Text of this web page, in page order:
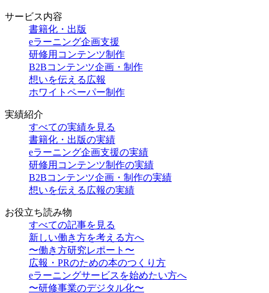
サービス内容
書籍化・出版
eラーニング企画支援
研修用コンテンツ制作
B2Bコンテンツ企画・制作
想いを伝える広報
ホワイトペーパー制作
実績紹介
すべての実績を見る
書籍化・出版の実績
eラーニング企画支援の実績
研修用コンテンツ制作の実績
B2Bコンテンツ企画・制作の実績
想いを伝える広報の実績
お役立ち読み物
すべての記事を見る
新しい働き方を考える方へ
〜働き方研究レポート〜
広報・PRのための本のつくり方
eラーニングサービスを始めたい方へ
〜研修事業のデジタル化〜